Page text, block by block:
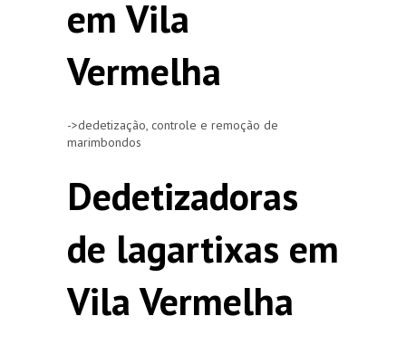
em Vila
Vermelha
->dedetização, controle e remoção de
marimbondos
Dedetizadoras
de lagartixas em
Vila Vermelha